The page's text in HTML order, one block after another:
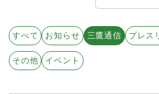
す
すべて お知らせ 三鷹通信 プレス
その他 イベント